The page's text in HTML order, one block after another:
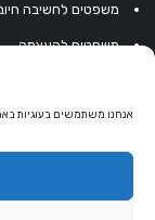
אנחנו משתמשים בעוגיות
משפטים לחשיבה
משפטים להעצמה
מחשבון נומרולוגיה
קריסטלים למזלות